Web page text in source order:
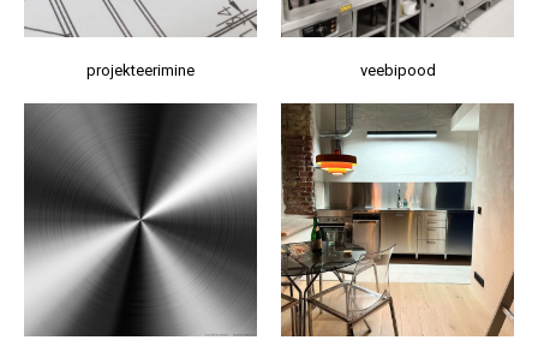
projekteerimine veebipood